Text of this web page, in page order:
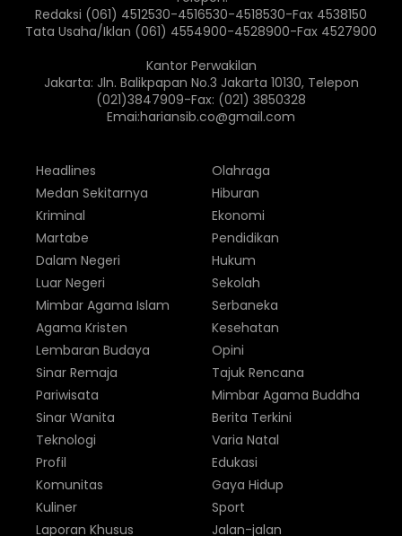
Redaksi (061) 4512530-4516530-4518530-Fax 4538150
Tata Usaha/Iklan (061) 4554900-4528900-Fax 4527900
Kantor Perwakilan
Jakarta: Jln. Balikpapan No.3 Jakarta 10130, Telepon
(021)3847909-Fax: (021) 3850328
Emai:hariansib.co@gmail.com
Headlines
Medan Sekitarnya
Kriminal
Martabe
Dalam Negeri
Luar Negeri
Olahraga
Hiburan
Ekonomi
Pendidikan
Hukum
Sekolah
Mimbar Agama Islam
Agama Kristen
Lembaran Budaya
Sinar Remaja
Pariwisata
Sinar Wanita
Serbaneka
Kesehatan
Opini
Tajuk Rencana
Mimbar Agama Buddha
Berita Terkini
Teknologi
Profil
Komunitas
Kuliner
Laporan Khusus
Varia Natal
Edukasi
Gaya Hidup
Sport
Jalan-jalan